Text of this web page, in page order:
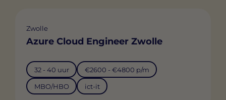
Zwolle
Azure Cloud Engineer Zwolle
32 - 40 uur €2600 - €4800 p/m
MBO/HBO ict-it